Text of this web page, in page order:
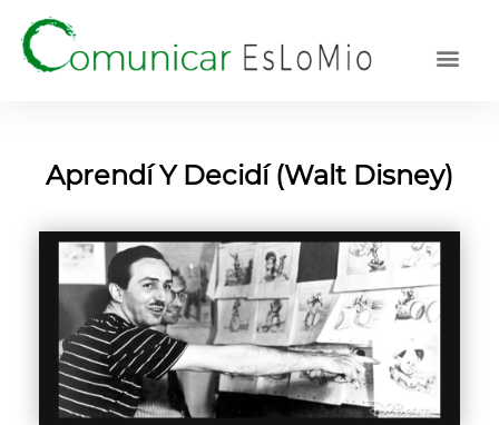
Aprendí Y Decidí (Walt Disney)